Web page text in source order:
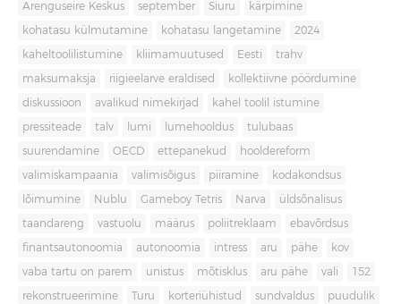
Arenguseire Keskus september Siuru kärpimine
kohatasu külmutamine kohatasu langetamine 2024
kaheltoolilistumine kliimamuutused Eesti trahv
maksumaksja riigieelarve eraldised kollektiivne pöördumine
diskussioon avalikud nimekirjad kahel toolil istumine
pressiteade talv lumi lumehooldus tulubaas
suurendamine OECD ettepanekud hooldereform
valimiskampaania valimisõigus piiramine kodakondsus
lõimumine Nublu Gameboy Tetris Narva üldsõnalisus
taandareng vastuolu määrus poliitreklaam ebavõrdsus
finantsautonoomia autonoomia intress aru pähe kov
vaba tartu on parem unistus mõtisklus aru pähe vali 152
rekonstrueerimine Turu korteriühistud sundvaldus puudulik